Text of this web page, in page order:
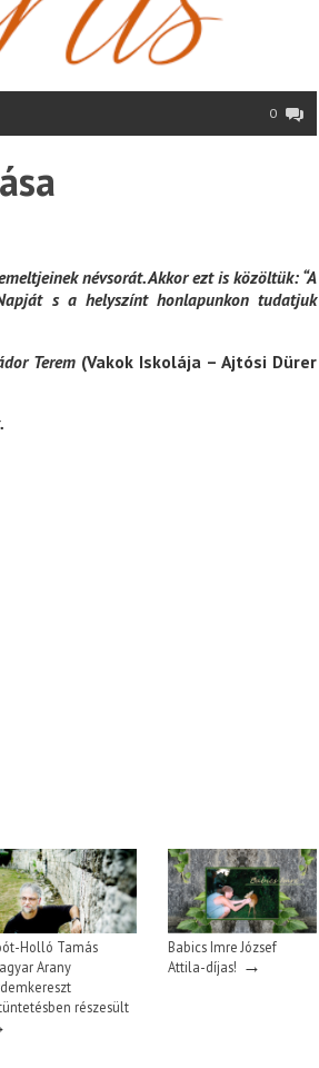
0
névsorát. Akkor ezt is közöltük: “A
s a helyszínt honlapunkon tudatjuk
Terem (Vakok Iskolája – Ajtósi Dürer
Holló Tamás
Arany
részesült
Babics Imre József
Attila-díjas! →
Parvathy Baul: A NAGY LELKEK DALAI.
Bevezetés a bául ösvénybe (Fordította:
Rideg Zsófia)